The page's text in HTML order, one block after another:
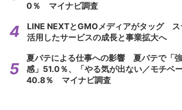
0％ マイナビ調査
LINE NEXTとGMOメディアがタッグ ス
活用したサービスの成長と事業拡大へ
夏バテによる仕事への影響 夏バテで「
感」51.0％、「やる気が出ない／モチベ
40.8％ マイナビ調査